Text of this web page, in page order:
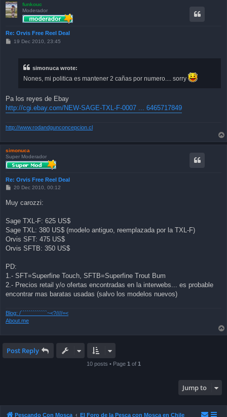
funkouc
Moderador
Re: Orvis Free Reel Deal
P19 Dec 2010, 23:45
simonuca wrote:
Nones, mi politica es mantener 2 cañas por numero.... sorry
Pa los reyes de Ebay
http://cgi.ebay.com/NEW-SAGE-TXL-F-0007 ... 6465717849
http://www.rodandgunconcepcion.cl
simonuca
Super Moderador
Re: Orvis Free Reel Deal
P
t
20 Dec 2010, 00:12
Muy carozzi:
Sage TXL-F: 625 US$
Sage TXL: 380 US$ (modelo antiguo, reemplazada por la TXL-F)
Orvis SFT: 475 US$
Orvis SFTB: 350 US$
PD:
1.- SFT=Superfine Touch, SFTB=Superfine Trout Bum
2.- Precios retail y/o ofertas encontradas en la interwebs... es probable
encontrar mas baratas usadas (salvo los modelos nuevos)
Blog: /`````````````~<?////=<
About.me
Post Reply
10 posts • Page 1 of 1
Jump to
Pescando Con Mosca El Foro de la Pesca con Mosca en Chile